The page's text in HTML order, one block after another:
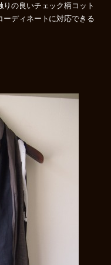
の良いチェック柄コット
ーディネートに対応できる